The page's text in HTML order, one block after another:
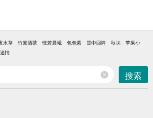
水草 竹篱清茶 恍若晨曦 包包紫 雪中回眸 秋味
苹果小
情
搜索